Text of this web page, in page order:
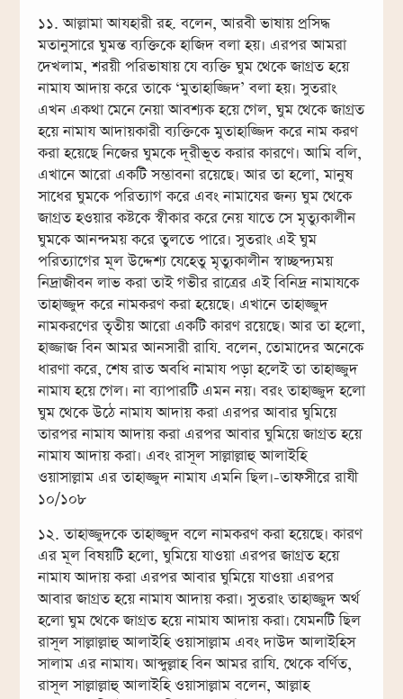
১১. আল্লামা আযহারী রহ. বলেন, আরবী ভাষায় প্রসিদ্ধ
মতানুসারে ঘুমন্ত ব্যক্তিকে হাজিদ বলা হয়। এরপর আমরা
দেখলাম, শরয়ী পরিভাষায় যে ব্যক্তি ঘুম থেকে জাগ্রত হয়ে
নামায আদায় করে তাকে ‘মুতাহাজ্জিদ’ বলা হয়। সুতরাং
এখন একথা মেনে নেয়া আবশ্যক হয়ে গেল, ঘুম থেকে জাগ্রত
হয়ে নামায আদায়কারী ব্যক্তিকে মুতাহাজ্জিদ করে নাম করণ
করা হয়েছে নিজের ঘুমকে দূরীভূত করার কারণে। আমি বলি,
এখানে আরো একটি সম্ভাবনা রয়েছে। আর তা হলো, মানুষ
সাধের ঘুমকে পরিত্যাগ করে এবং নামাযের জন্য ঘুম থেকে
জাগ্রত হওয়ার কষ্টকে স্বীকার করে নেয় যাতে সে মৃত্যুকালীন
ঘুমকে আনন্দময় করে তুলতে পারে। সুতরাং এই ঘুম
পরিত্যাগের মূল উদ্দেশ্য যেহেতু মৃত্যুকালীন স্বাচ্ছন্দ্যময়
নিদ্রাজীবন লাভ করা তাই গভীর রাত্রের এই বিনিদ্র নামাযকে
তাহাজ্জুদ করে নামকরণ করা হয়েছে। এখানে তাহাজ্জুদ
নামকরণের তৃতীয় আরো একটি কারণ রয়েছে। আর তা হলো,
হাজ্জাজ বিন আমর আনসারী রাযি. বলেন, তোমাদের অনেকে
ধারণা করে, শেষ রাত অবধি নামায পড়া হলেই তা তাহাজ্জুদ
নামায হয়ে গেল। না ব্যাপারটি এমন নয়। বরং তাহাজ্জুদ হলো
ঘুম থেকে উঠে নামায আদায় করা এরপর আবার ঘুমিয়ে
তারপর নামায আদায় করা এরপর আবার ঘুমিয়ে জাগ্রত হয়ে
নামায আদায় করা। এবং রাসূল সাল্লাল্লাহু আলাইহি
ওয়াসাল্লাম এর তাহাজ্জুদ নামায এমনি ছিল।-তাফসীরে রাযী
১০/১০৮
১২. তাহাজ্জুদকে তাহাজ্জুদ বলে নামকরণ করা হয়েছে। কারণ
এর মূল বিষয়টি হলো, ঘুমিয়ে যাওয়া এরপর জাগ্রত হয়ে
নামায আদায় করা এরপর আবার ঘুমিয়ে যাওয়া এরপর
আবার জাগ্রত হয়ে নামায আদায় করা। সুতরাং তাহাজ্জুদ অর্থ
হলো ঘুম থেকে জাগ্রত হয়ে নামায আদায় করা। যেমনটি ছিল
রাসূল সাল্লাল্লাহু আলাইহি ওয়াসাল্লাম এবং দাউদ আলাইহিস
সালাম এর নামায। আব্দুল্লাহ বিন আমর রাযি. থেকে বর্ণিত,
রাসূল সাল্লাল্লাহু আলাইহি ওয়াসাল্লাম বলেন, আল্লাহ